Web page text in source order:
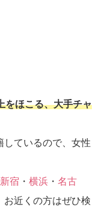
をほこる、大手チャ
しているので、女性
新宿 ・ 横浜 ・ 名古
お近くの方はぜひ検